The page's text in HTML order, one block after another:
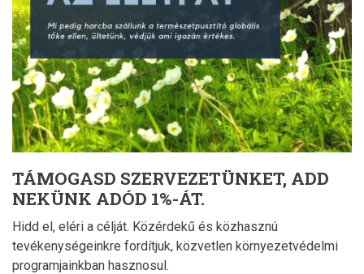
TÁMOGASD SZERVEZETÜNKET, ADD
NEKÜNK ADÓD 1%-ÁT.
Hidd el, eléri a célját. Közérdekű és közhasznú
tevékenységeinkre fordítjuk, közvetlen környezetvédelmi
programjainkban hasznosul.